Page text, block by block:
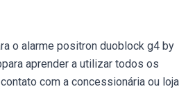
o alarme positron duoblock g4 by
aprender a utilizar todos os
com a concessionária ou loja